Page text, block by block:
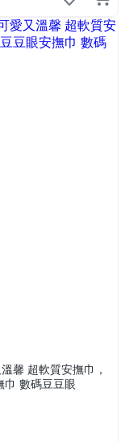
馨 超軟質安撫巾，
巾 數碼豆豆眼